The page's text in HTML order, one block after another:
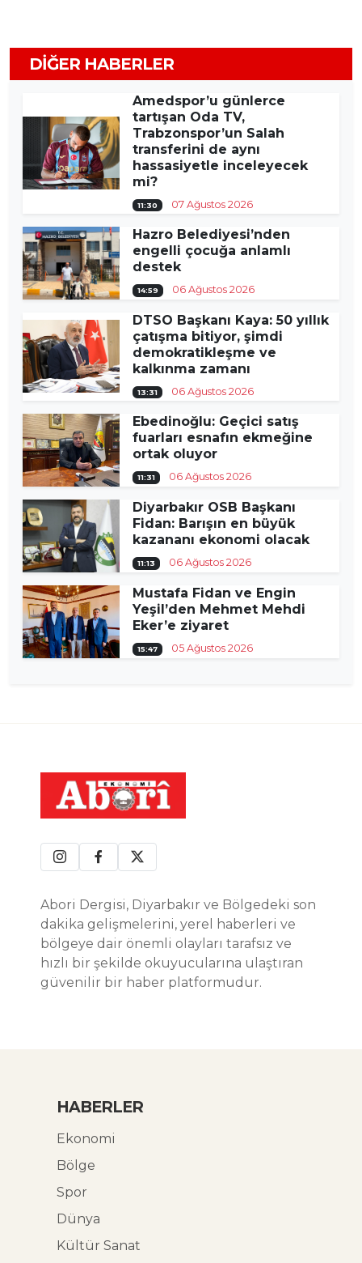
DIĞER HABERLER
Amedspor’u günlerce
tartışan Oda TV,
Trabzonspor’un Salah
transferini de aynı
hassasiyetle inceleyecek
mi?
11:30 07 Ağustos 2026
Hazro Belediyesi’nden
engelli çocuğa anlamlı
destek
14:59 06 Ağustos 2026
DTSO Başkanı Kaya: 50 yıllık
çatışma bitiyor, şimdi
demokratikleşme ve
kalkınma zamanı
13:31 06 Ağustos 2026
Ebedinoğlu: Geçici satış
fuarları esnafın ekmeğine
ortak oluyor
11:31 06 Ağustos 2026
Diyarbakır OSB Başkanı
Fidan: Barışın en büyük
kazananı ekonomi olacak
11:13 06 Ağustos 2026
Mustafa Fidan ve Engin
Yeşil’den Mehmet Mehdi
Eker’e ziyaret
15:47 05 Ağustos 2026
Abori Dergisi, Diyarbakır ve Bölgedeki son
dakika gelişmelerini, yerel haberleri ve
bölgeye dair önemli olayları tarafsız ve
hızlı bir şekilde okuyucularına ulaştıran
güvenilir bir haber platformudur.
HABERLER
Ekonomi
Bölge
Spor
Dünya
Kültür Sanat